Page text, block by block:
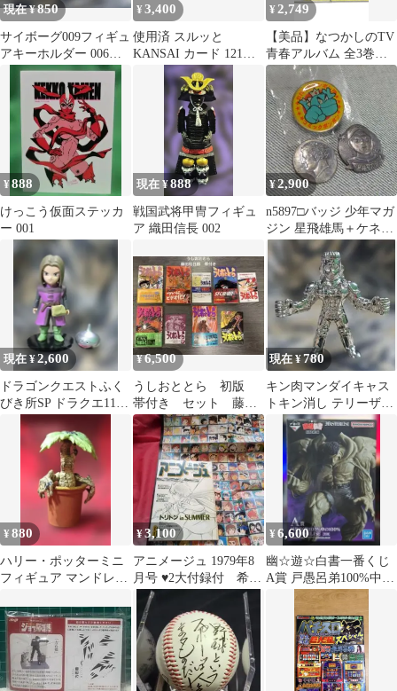
現在 ¥850
サイボーグ009フィギュ
アキーホルダー 006
張々湖 003
¥3,400
使用済 スルッと
KANSAI カード 121枚
NARUTO 宝塚
¥ 2,749
【美品】なつかしのTV
青春アルバム 全3巻完
結セット 帯付き 扶桑社
昭和レトロ
¥888
けっこう仮面ステッカ
ー 001
現在 ¥888
戦国武将甲冑フィギュ
ア 織田信長 002
¥2,900
n5897□バッジ 少年マガ
ジン 星飛雄馬＋ケネデ
ィスタンプ＋おれたち
ボンボン団
現在 ¥2,600
ドラゴンクエストふく
びき所SP ドラクエ11勇
者メタルスライム 003
¥6,500
うしおととら 初版
帯付き セット 藤田
和日郎 9 11 12 15 31
巻
現在 ¥780
キン肉マンダイキャス
トキン消し テリーザキ
ッドシルバー 003
¥880
ハリー・ポッターミニ
フィギュア マンドレイ
¥3,100
アニメージュ 1979年8
月号 ♥2大付録付 希少
レア大型ポスター付き
¥6,600
幽☆遊☆白書一番くじ
A賞 戸愚呂弟100%中の
100% 2602